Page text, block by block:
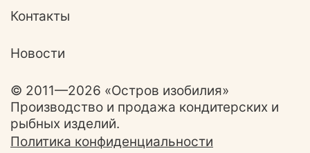
© 2011—2026 «Остров изобилия»
Производство и продажа кондитерских и
рыбных изделий.
Политика конфиденциальности
Контакты
Новости